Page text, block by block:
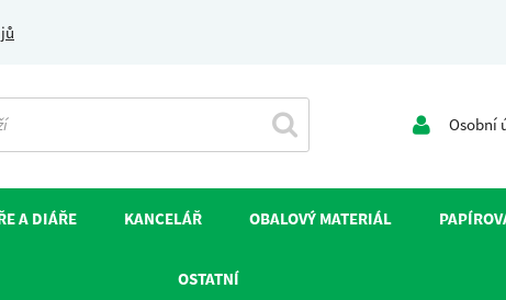
Osobní
A DIÁŘE KANCELÁŘ OBALOVÝ MATERIÁL
OSTATNÍ